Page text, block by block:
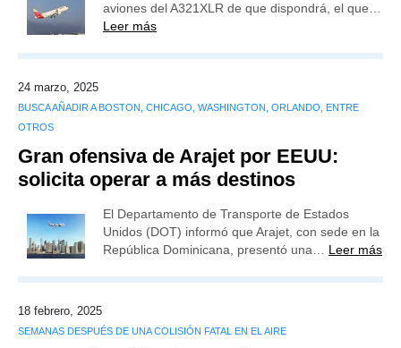
aviones del A321XLR de que dispondrá, el que…
Leer más
24 marzo, 2025
BUSCA AÑADIR A BOSTON, CHICAGO, WASHINGTON, ORLANDO, ENTRE
OTROS
Gran ofensiva de Arajet por EEUU:
solicita operar a más destinos
El Departamento de Transporte de Estados
Unidos (DOT) informó que Arajet, con sede en la
República Dominicana, presentó una… Leer más
18 febrero, 2025
SEMANAS DESPUÉS DE UNA COLISIÓN FATAL EN EL AIRE